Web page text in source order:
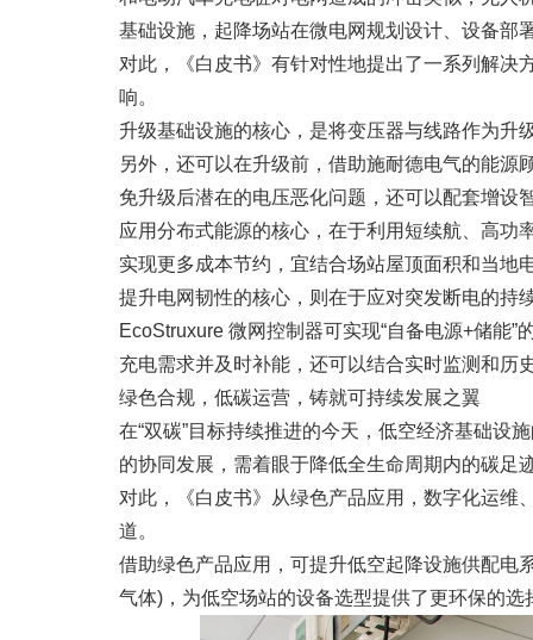
基础设施，起降场站在微电网规划设计、设备部
对此，《白皮书》有针对性地提出了一系列解决
响。
升级基础设施的核心，是将变压器与线路作为升
另外，还可以在升级前，借助施耐德电气的能源
免升级后潜在的电压恶化问题，还可以配套增设
应用分布式能源的核心，在于利用短续航、高功
实现更多成本节约，宜结合场站屋顶面积和当地
提升电网韧性的核心，则在于应对突发断电的持
EcoStruxure 微网控制器可实现“自备电源+储能
充电需求并及时补能，还可以结合实时监测和历
绿色合规，低碳运营，铸就可持续发展之翼
在“双碳”目标持续推进的今天，低空经济基础设
的协同发展，需着眼于降低全生命周期内的碳足
对此，《白皮书》从绿色产品应用，数字化运维
道。
借助绿色产品应用，可提升低空起降设施供配电
气体)，为低空场站的设备选型提供了更环保的选